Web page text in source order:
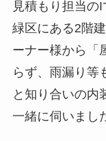
見積もり担当の
緑区にある2階
ーナー様から「
らず、雨漏り等
と知り合いの内
一緒に伺いまし